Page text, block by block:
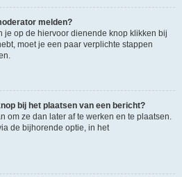
melden?
je op de hiervoor dienende knop klikken bij
moet je een paar verplichte stappen
bij het plaatsen van een bericht?
om ze dan later af te werken en te plaatsen.
de bijhorende optie, in het